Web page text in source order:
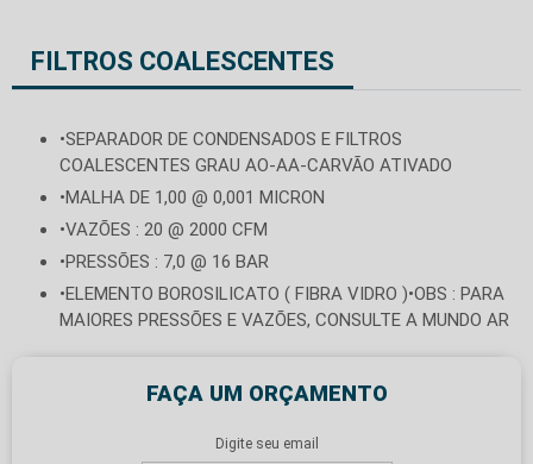
FILTROS COALESCENTES
•SEPARADOR DE CONDENSADOS E FILTROS
COALESCENTES GRAU AO-AA-CARVÃO ATIVADO
•MALHA DE 1,00 @ 0,001 MICRON
•VAZÕES : 20 @ 2000 CFM
•PRESSÕES : 7,0 @ 16 BAR
•ELEMENTO BOROSILICATO ( FIBRA VIDRO )•OBS : PARA
MAIORES PRESSÕES E VAZÕES, CONSULTE A MUNDO AR
FAÇA UM ORÇAMENTO
Digite seu email